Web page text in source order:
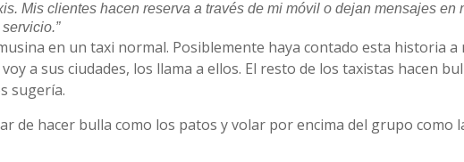
Mis clientes hacen reserva a través de mi móvil o dejan mensajes en
en un taxi normal. Posiblemente haya contado esta historia a
a sus ciudades, los llama a ellos. El resto de los taxistas hacen
sugería.
de hacer bulla como los patos y volar por encima del grupo como